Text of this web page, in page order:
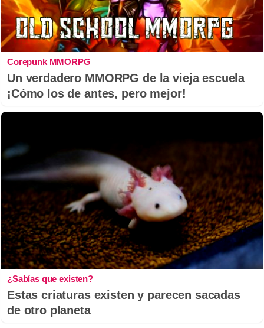
Corepunk MMORPG
Un verdadero MMORPG de la vieja escuela
¡Cómo los de antes, pero mejor!
¿Sabías que existen?
Estas criaturas existen y parecen sacadas
de otro planeta